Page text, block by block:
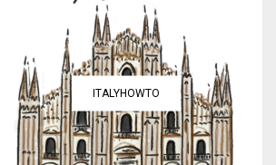
ITALYHOWTO